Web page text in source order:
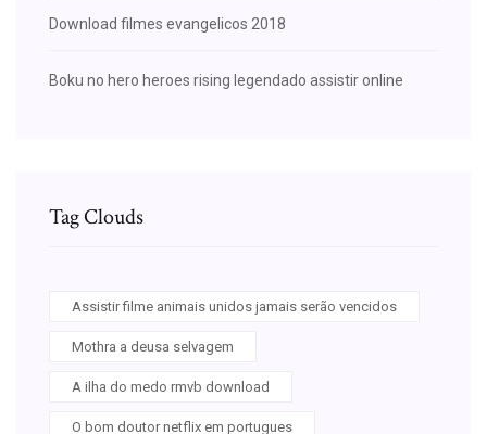
Download filmes evangelicos 2018
Boku no hero heroes rising legendado assistir online
Tag Clouds
Assistir filme animais unidos jamais serão vencidos
Mothra a deusa selvagem
A ilha do medo rmvb download
O bom doutor netflix em portugues